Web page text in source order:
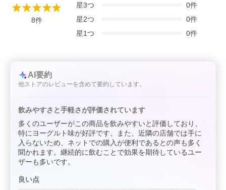
8件
星3つ 0件
星2つ 0件
星1つ 0件
AI要約
他ストアのレビューを含めて要約しています。
飲みやすさと手軽さが評価されています
多くのユーザーがこの商品を飲みやすいと評価しており、
特にヨーグルト味が好評です。また、近隣の店舗では手に
入らないため、ネットでの購入が便利であるとの声も多く
聞かれます。継続的に飲むことで効果を期待しているユー
ザーも多いです。
良い点